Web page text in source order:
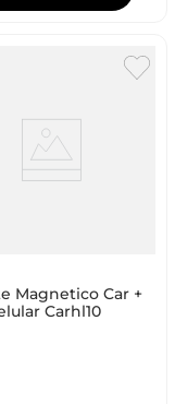
Magnetico Car +
Carhl10